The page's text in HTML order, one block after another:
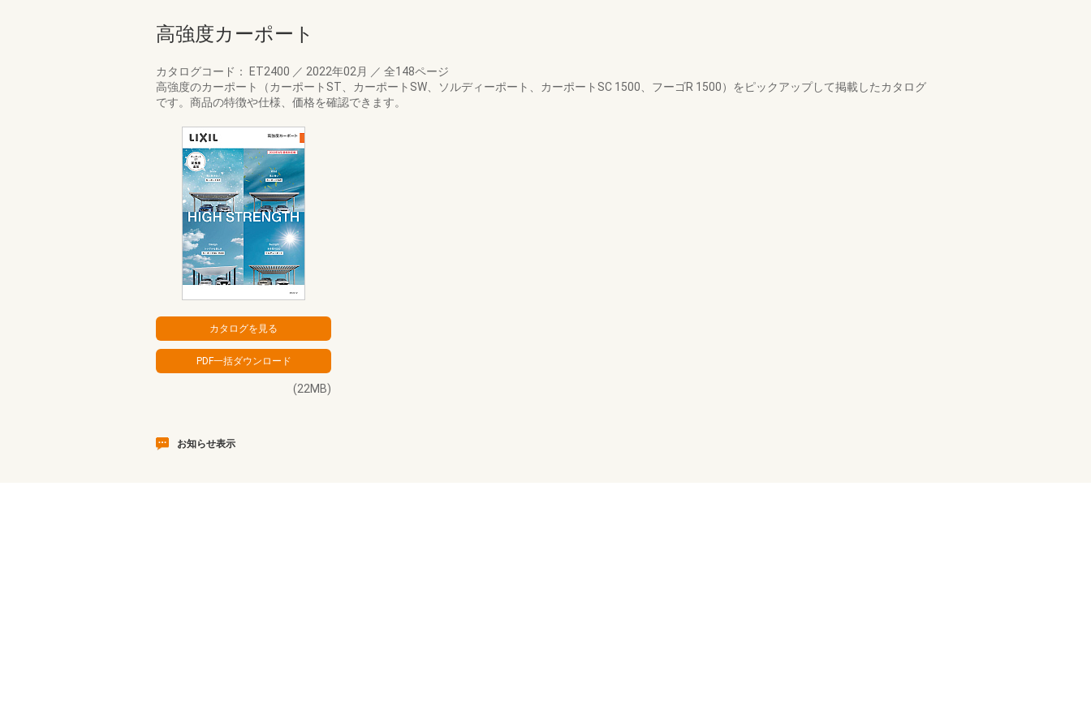
高強度カーポート
カタログコード： ET2400 ／ 2022年02月 ／ 全148ページ
高強度のカーポート（カーポートST、カーポートSW、ソルディーポート、カーポートSC 1500、フーゴR 1500）をピックアップして掲載したカタログ
です。商品の特徴や仕様、価格を確認できます。
(22MB)
お知らせ表示